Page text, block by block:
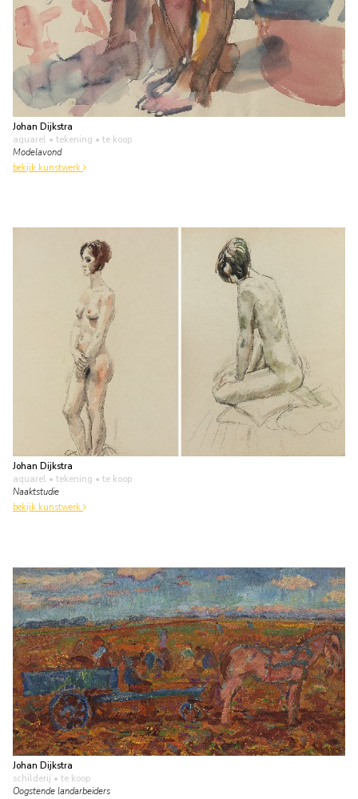
Johan Dijkstra
aquarel • tekening • te koop
Modelavond
bekijk kunstwerk
Johan Dijkstra
aquarel • tekening • te koop
Naaktstudie
bekijk kunstwerk
Johan Dijkstra
schilderij • te koop
Oogstende landarbeiders